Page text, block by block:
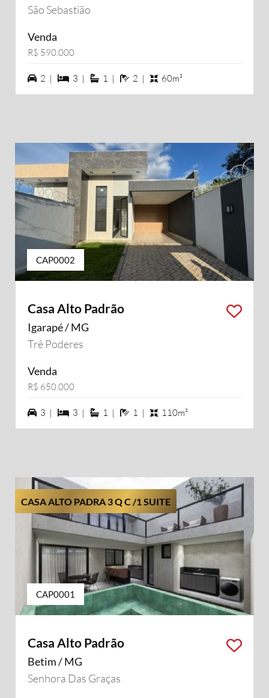
São Sebastião
Venda
R$ 590.000
2 vagas na garagem
2 | 3 dormiórios
3 | 1 suítes
1 | 2 banheiros
2 | 60m²
CAP0002
Casa Alto Padrão
Igarapé / MG
Trê Poderes
Venda
R$ 650.000
3 vagas na garagem
3 | 3 dormiórios
3 | 1 suítes
1 | 1 banheiros
1 | 110m²
CASA ALTO PADRA 3 Q C /1 SUITE
CAP0001
Casa Alto Padrão
Betim / MG
Senhora Das Graças